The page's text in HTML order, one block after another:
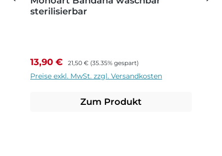
sterilisierbar
Verkaufspreis:
13,90 € Regulärer Preis:
21,50 € (35.35% gespart)
Preise exkl. MwSt. zzgl. Versandkosten
Zum Produkt